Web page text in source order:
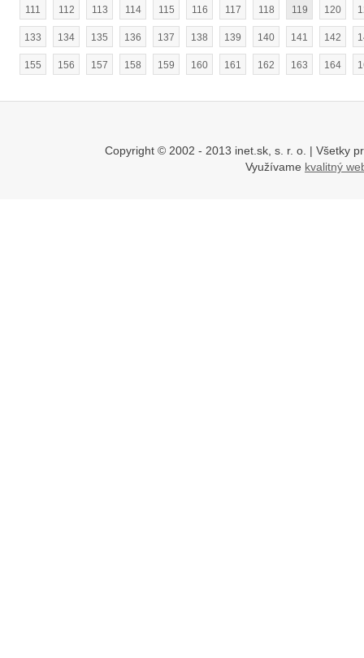
111 112 113 114 115 116 117 118 119 120
133 134 135 136 137 138 139 140 141 142
155 156 157 158 159 160 161 162 163 164
Copyright © 2002 - 2013 inet.sk, s. r. o. | Všetky
Využívame kvalitný